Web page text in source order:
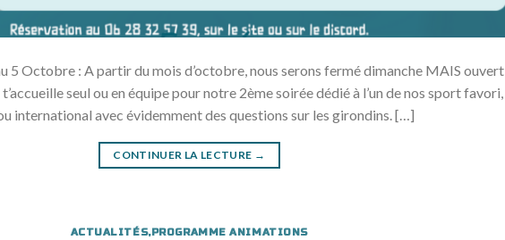
5 Octobre : A partir du mois d’octobre, nous serons fermé dimanche MAIS ouvert
seul ou en équipe pour notre 2ème soirée dédié à l’un de nos sport favori,
international avec évidemment des questions sur les girondins. […]
CONTINUER LA LECTURE →
ACTUALITÉS,PROGRAMME ANIMATIONS